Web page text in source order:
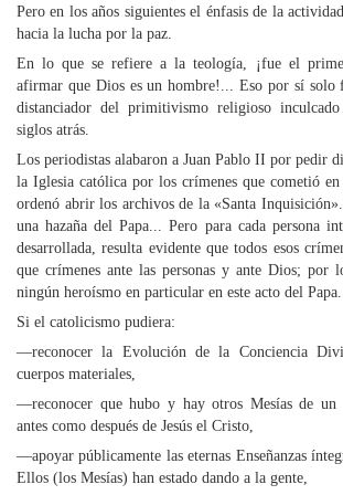
Pero en los años siguientes el énfasis de la
hacia la lucha por la paz.
En lo que se refiere a la teología, ¡fue el
afirmar que Dios es un hombre!... Eso por sí solo
distanciador del primitivismo religioso
siglos atrás.
Los periodistas alabaron a Juan Pablo II por pedir
la Iglesia católica por los crímenes que cometió
ordenó abrir los archivos de la «Santa
una hazaña del Papa... Pero para cada persona
desarrollada, resulta evidente que todos esos
que crímenes ante las personas y ante Dios; por
ningún heroísmo en particular en este acto del
Si el catolicismo pudiera:
—reconocer la Evolución de la Conciencia
cuerpos materiales,
—reconocer que hubo y hay otros Mesías de un
antes como después de Jesús el Cristo,
—apoyar públicamente las eternas Enseñanzas
Ellos (los Mesías) han estado dando a la gente,